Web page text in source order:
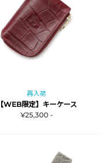
再入荷
【WEB限定】キーケース
¥25,300 -